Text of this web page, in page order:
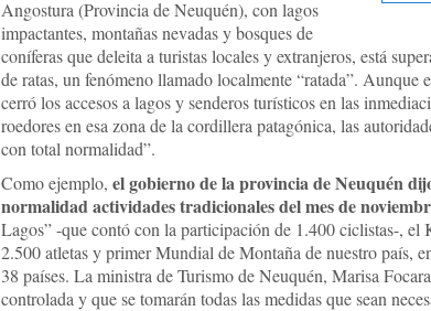
Angostura (Provincia de Neuquén), con lagos
impactantes, montañas nevadas y bosques de
coníferas que deleita a turistas locales y extranjeros, está
de ratas, un fenómeno llamado localmente “ratada”. Aunque
cerró los accesos a lagos y senderos turísticos en las
roedores en esa zona de la cordillera patagónica, las
con total normalidad”.
Como ejemplo, el gobierno de la provincia de Neuquén
normalidad actividades tradicionales del mes de
Lagos” -que contó con la participación de 1.400 ciclistas-, el
2.500 atletas y primer Mundial de Montaña de nuestro país,
38 países. La ministra de Turismo de Neuquén, Marisa
controlada y que se tomarán todas las medidas que sean